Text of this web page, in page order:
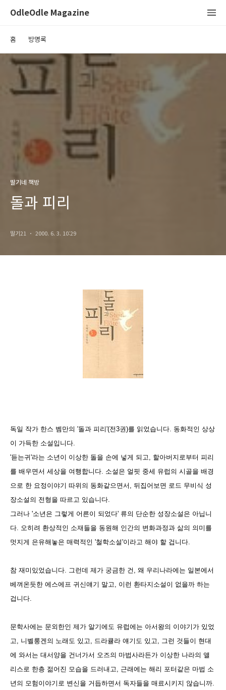
OdleOdle Magazine
홈 방명록
딸기네 책방
돌과 피리
딸기21 2000. 6. 3. 10:29
독일 작가 한스 벰만의 '돌과 피리'(전3권)를 읽었습니다. 동화적인 상상
이 가득한 소설입니다.
'듣는귀'라는 소년이 이상한 돌을 손에 넣게 되고, 할아버지로부터 피리
를 배우면서 세상을 여행합니다. 소설은 얼핏 중세 유럽의 시골을 배경
으로 한 요정이야기 따위의 동화같으면서, 뒤집어보면 로드 무비식 성
장소설의 전형을 따르고 있습니다.
그러나 '소년은 그렇게 어른이 되었다' 류의 단순한 성장소설은 아닙니
다. 오히려 환상적인 소재들을 동원해 인간의 변화과정과 삶의 의미를
멋지게 은유해놓은 매력적인 '철학소설'이라고 해야 할 겁니다.
참 재미있었습니다. 그런데 제가 궁금한 건, 왜 우리나라에는 일본에서
베껴온듯한 에스에프 귀신얘기 말고, 이런 환타지소설이 없을까 하는
겁니다.
문학사에는 문외한인 제가 알기에도 유럽에는 아서왕의 이야기가 있었
고, 니벨룽겐의 노래도 있고, 드라큘라 얘기도 있고, 그런 것들이 현대
에 와서는 대서양을 건너가서 오즈의 마법사라든가 이상한 나라의 앨
리스로 한층 젊어진 모습을 드러내고, 근래에는 해리 포터같은 마법 소
년의 모험이야기로 변신을 거듭하면서 독자들을 매료시키지 않습니까.